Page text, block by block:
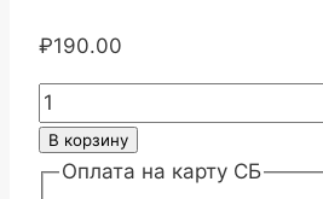
₽190.00
Количество
товара
Астра
В корзину
Оплата на карту СБ